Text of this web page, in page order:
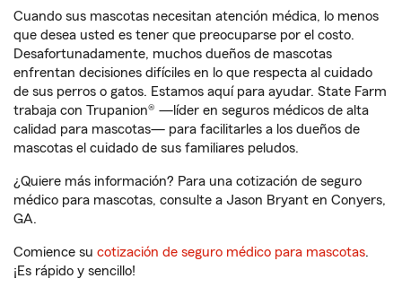
Cuando sus mascotas necesitan atención médica, lo menos
que desea usted es tener que preocuparse por el costo.
Desafortunadamente, muchos dueños de mascotas
enfrentan decisiones difíciles en lo que respecta al cuidado
de sus perros o gatos. Estamos aquí para ayudar. State Farm
trabaja con Trupanion® —líder en seguros médicos de alta
calidad para mascotas— para facilitarles a los dueños de
mascotas el cuidado de sus familiares peludos.
¿Quiere más información? Para una cotización de seguro
médico para mascotas, consulte a Jason Bryant en Conyers,
GA.
Comience su cotización de seguro médico para mascotas.
¡Es rápido y sencillo!